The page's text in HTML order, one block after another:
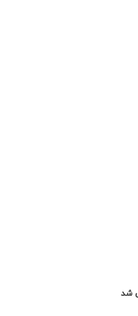
شد